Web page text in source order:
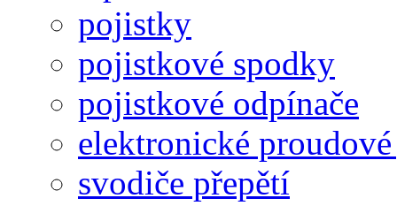
pojistky
pojistkové spodky
pojistkové odpínače
elektronické
svodiče přepětí